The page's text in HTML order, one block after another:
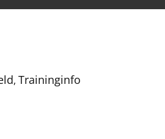
, Traininginfo